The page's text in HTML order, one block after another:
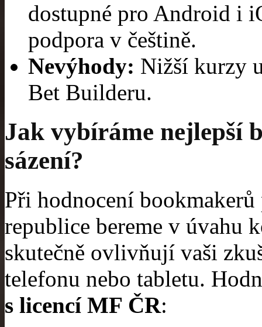
dostupné pro Android i
podpora v češtině.
Nevýhody: Nižší kurzy
Bet Builderu.
Jak vybíráme nejlepší
sázení?
Při hodnocení
republice bereme v úvahu
skutečně ovlivňují vaši
telefonu nebo tabletu.
s licencí MF ČR: